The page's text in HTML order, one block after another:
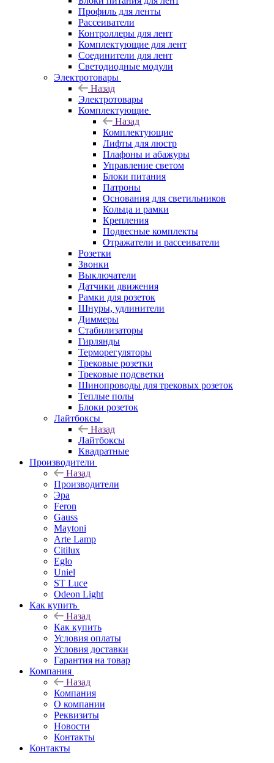
Профиль для ленты
Рассеиватели
Контроллеры для лент
Комплектующие для лент
Соединители для лент
Светодиодные модули
Электротовары
Назад
Электротовары
Комплектующие
Назад
Комплектующие
Лифты для люстр
Плафоны и абажуры
Управление светом
Блоки питания
Патроны
Основания для светильников
Кольца и рамки
Крепления
Подвесные комплекты
Отражатели и рассеиватели
Розетки
Звонки
Выключатели
Датчики движения
Рамки для розеток
Шнуры, удлинители
Диммеры
Стабилизаторы
Гирлянды
Терморегуляторы
Трековые розетки
Трековые подсветки
Шинопроводы для трековых розеток
Теплые полы
Блоки розеток
Лайтбоксы
Назад
Лайтбоксы
Квадратные
Производители
Назад
Производители
Эра
Feron
Gauss
Maytoni
Arte Lamp
Citilux
Eglo
Uniel
ST Luce
Odeon Light
Как купить
Назад
Как купить
Условия оплаты
Условия доставки
Гарантия на товар
Компания
Назад
Компания
О компании
Реквизиты
Новости
Контакты
Контакты